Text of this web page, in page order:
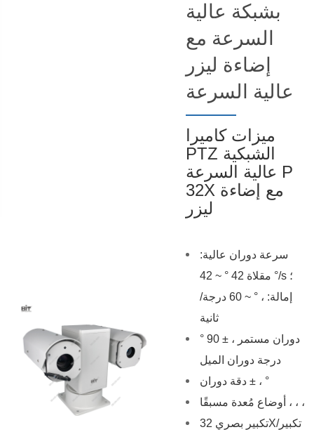
بشبكة عالية
السرعة مع
إضاءة ليزر
عالية السرعة
ميزات كاميرا
PTZ الشبكية
عالية السرعة P
32X مع إضاءة
ليزر
سرعة دوران عالية:
مقلاة 42 ° ~ 42 °/s ؛
إمالة: ، ° ~ 60 درجة/
ثانية
° دوران مستمر ، ± 90
درجة دوران الميل
دقة دوران ± ، °
أوضاع مُعدة مسبقًا ، ، ،
تكبير بصري 32X/تكبير